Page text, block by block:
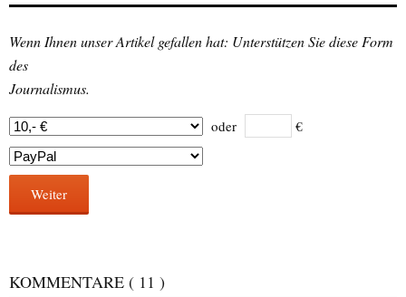
Wenn Ihnen unser Artikel gefallen hat: Unterstützen Sie diese Form
des
Journalismus.
oder €
Weiter
KOMMENTARE ( 11 )